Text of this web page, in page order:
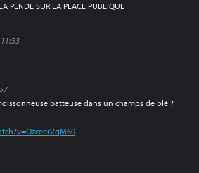
SUR LA PLACE PUBLIQUE
batteuse dans un champs de blé ?